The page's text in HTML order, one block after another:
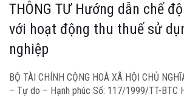
THÔNG TƯ Hướng dẫn chế
với hoạt động thu thuế sử
nghiệp
BỘ TÀI CHÍNH CỘNG HOÀ XÃ HỘI CHỦ
– Tự do – Hạnh phúc Số: 117/1999/TT-BTC